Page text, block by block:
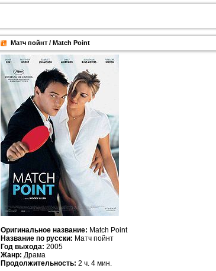
Матч пойнт / Match Point
Оригинальное название: Match Point
Название по русски: Матч пойнт
Год выхода: 2005
Жанр: Драма
Продолжительность: 2 ч. 4 мин.